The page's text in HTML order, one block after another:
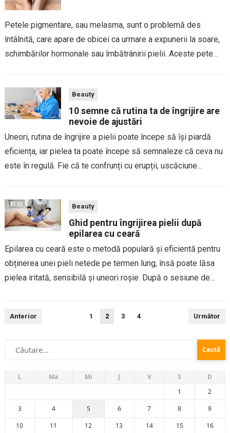
Petele pigmentare, sau melasma, sunt o problemă des
întâlnită, care apare de obicei ca urmare a expunerii la soare,
schimbărilor hormonale sau îmbătrânirii pielii. Aceste pete
Beauty
10 semne că rutina ta de îngrijire are
nevoie de ajustări
Uneori, rutina de îngrijire a pielii poate începe să își piardă
eficiența, iar pielea ta poate începe să semnaleze că ceva nu
este în regulă. Fie că te confrunți cu erupții, uscăciune
Beauty
Ghid pentru îngrijirea pielii după
epilarea cu ceară
Epilarea cu ceară este o metodă populară și eficientă pentru
obținerea unei pieli netede pe termen lung, însă poate lăsa
pielea iritată, sensibilă și uneori roșie. După o sesiune de
Paginație
Anterior 1 2 3 4 Următor
Caută
după:
L Ma Mi J V S
D
1
2
3
4 5 6 7 8
9
10
11 12 13 14 15
16